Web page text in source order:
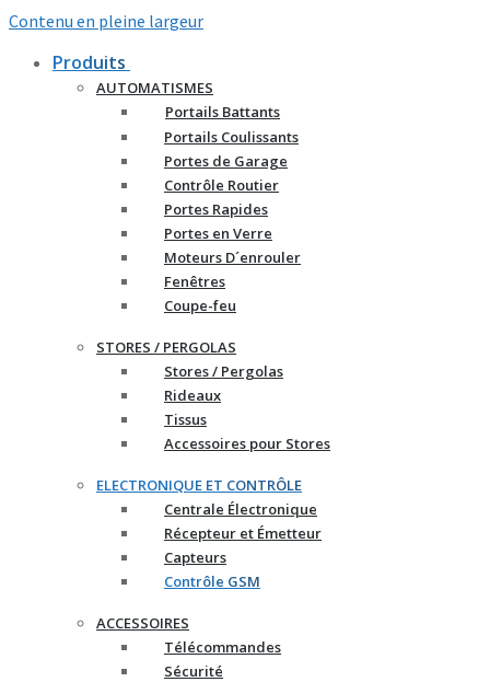
Contenu en pleine largeur
Produits
AUTOMATISMES
Portails Battants
Portails Coulissants
Portes de Garage
Contrôle Routier
Portes Rapides
Portes en Verre
Moteurs D´enrouler
Fenêtres
Coupe-feu
STORES / PERGOLAS
Stores / Pergolas
Rideaux
Tissus
Accessoires pour Stores
ELECTRONIQUE ET CONTRÔLE
Centrale Électronique
Récepteur et Émetteur
Capteurs
Contrôle GSM
ACCESSOIRES
Télécommandes
Sécurité